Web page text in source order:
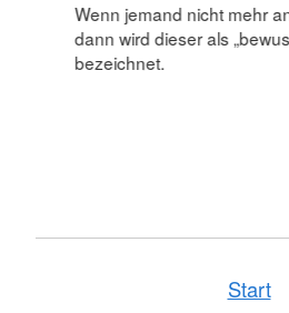
Wenn jemand nicht mehr
dann wird dieser als
bezeichnet.
Start